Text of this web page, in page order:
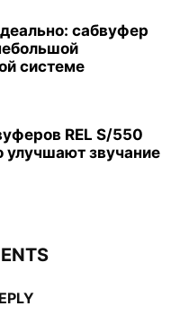
сабвуфер
системе
REL S/550
улучшают звучание